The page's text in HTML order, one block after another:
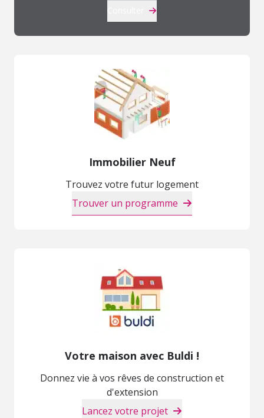
Immobilier Neuf
Trouvez votre futur logement
Trouver un programme
Votre maison avec Buldi !
Donnez vie à vos rêves de construction et
d'extension
Lancez votre projet